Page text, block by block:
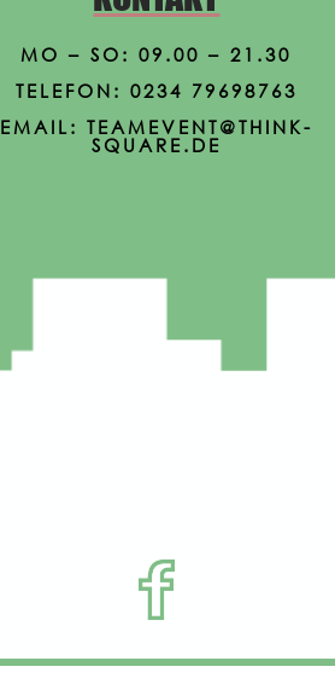
MO – SO: 09.00 – 21.30
TELEFON: 0234 79698763
EMAIL: TEAMEVENT@THINK-
SQUARE.DE